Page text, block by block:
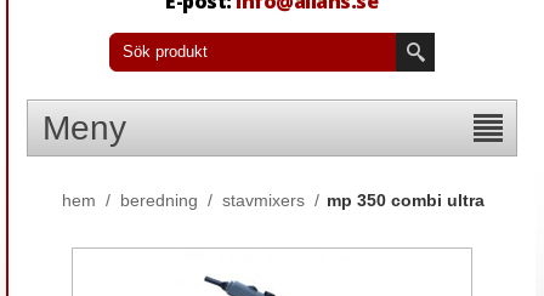
Meny
hem / beredning / stavmixers / mp 350 combi ultra